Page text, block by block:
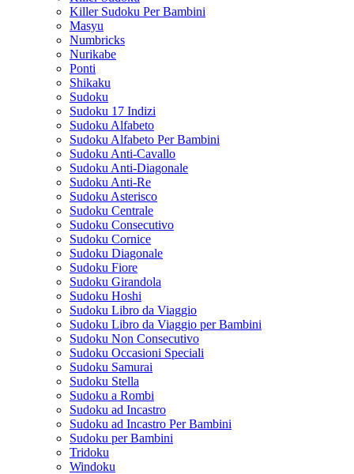
Killer Sudoku Per Bambini
Masyu
Numbricks
Nurikabe
Ponti
Shikaku
Sudoku
Sudoku 17 Indizi
Sudoku Alfabeto
Sudoku Alfabeto Per Bambini
Sudoku Anti-Cavallo
Sudoku Anti-Diagonale
Sudoku Anti-Re
Sudoku Asterisco
Sudoku Centrale
Sudoku Consecutivo
Sudoku Cornice
Sudoku Diagonale
Sudoku Fiore
Sudoku Girandola
Sudoku Hoshi
Sudoku Libro da Viaggio
Sudoku Libro da Viaggio per Bambini
Sudoku Non Consecutivo
Sudoku Occasioni Speciali
Sudoku Samurai
Sudoku Stella
Sudoku a Rombi
Sudoku ad Incastro
Sudoku ad Incastro Per Bambini
Sudoku per Bambini
Tridoku
Windoku